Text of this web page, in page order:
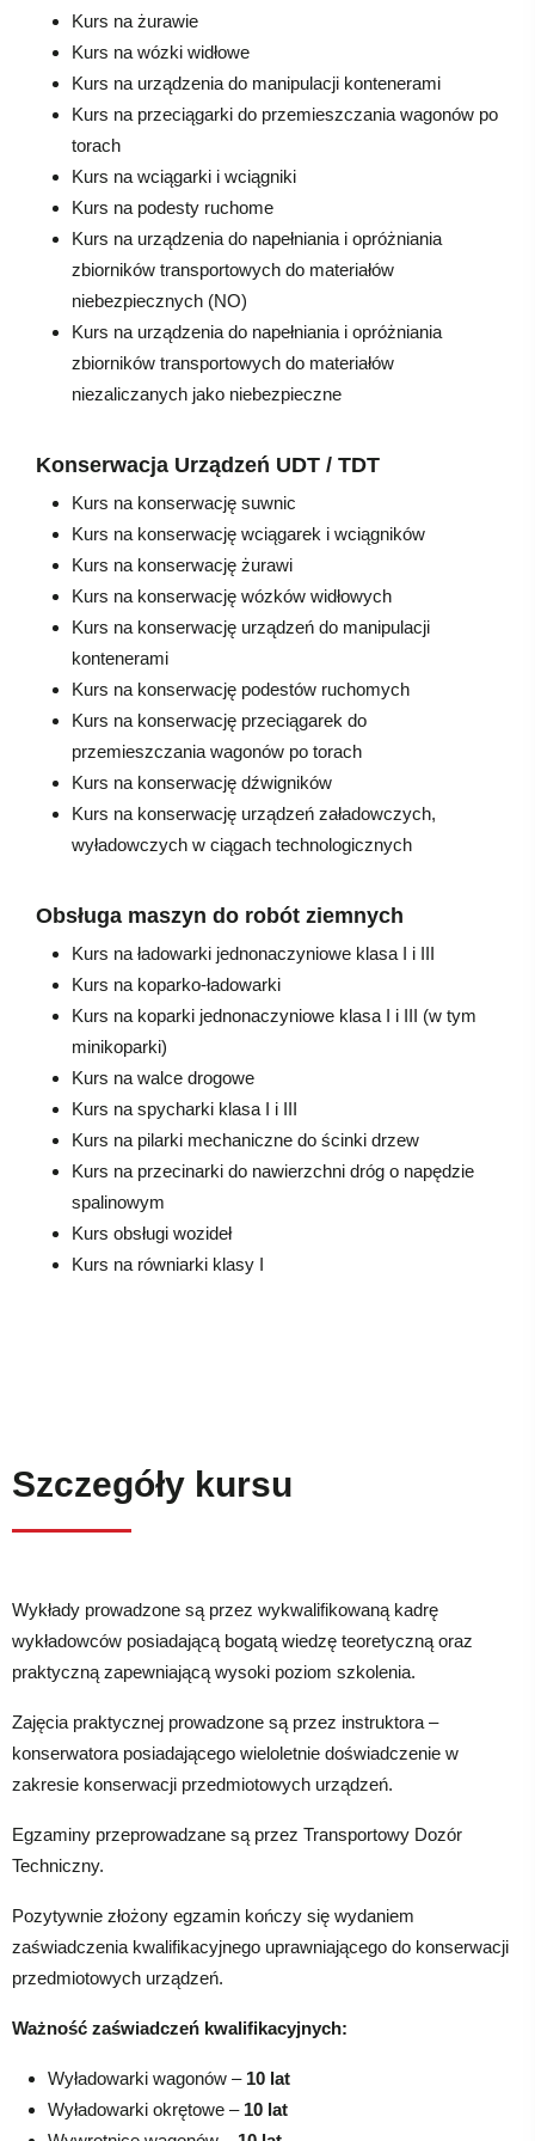
Kurs na żurawie
Kurs na wózki widłowe
Kurs na urządzenia do manipulacji kontenerami
Kurs na przeciągarki do przemieszczania wagonów po
torach
Kurs na wciągarki i wciągniki
Kurs na podesty ruchome
Kurs na urządzenia do napełniania i opróżniania
zbiorników transportowych do materiałów
niebezpiecznych (NO)
Kurs na urządzenia do napełniania i opróżniania
zbiorników transportowych do materiałów
niezaliczanych jako niebezpieczne
Konserwacja Urządzeń UDT / TDT
Kurs na konserwację suwnic
Kurs na konserwację wciągarek i wciągników
Kurs na konserwację żurawi
Kurs na konserwację wózków widłowych
Kurs na konserwację urządzeń do manipulacji
kontenerami
Kurs na konserwację podestów ruchomych
Kurs na konserwację przeciągarek do
przemieszczania wagonów po torach
Kurs na konserwację dźwigników
Kurs na konserwację urządzeń załadowczych,
wyładowczych w ciągach technologicznych
Obsługa maszyn do robót ziemnych
Kurs na ładowarki jednonaczyniowe klasa I i III
Kurs na koparko-ładowarki
Kurs na koparki jednonaczyniowe klasa I i III (w tym
minikoparki)
Kurs na walce drogowe
Kurs na spycharki klasa I i III
Kurs na pilarki mechaniczne do ścinki drzew
Kurs na przecinarki do nawierzchni dróg o napędzie
spalinowym
Kurs obsługi wozideł
Kurs na równiarki klasy I
Szczegóły kursu
Wykłady prowadzone są przez wykwalifikowaną kadrę
wykładowców posiadającą bogatą wiedzę teoretyczną oraz
praktyczną zapewniającą wysoki poziom szkolenia.
Zajęcia praktycznej prowadzone są przez instruktora –
konserwatora posiadającego wieloletnie doświadczenie w
zakresie konserwacji przedmiotowych urządzeń.
Egzaminy przeprowadzane są przez Transportowy Dozór
Techniczny.
Pozytywnie złożony egzamin kończy się wydaniem
zaświadczenia kwalifikacyjnego uprawniającego do konserwacji
przedmiotowych urządzeń.
Ważność zaświadczeń kwalifikacyjnych:
Wyładowarki wagonów – 10 lat
Wyładowarki okrętowe – 10 lat